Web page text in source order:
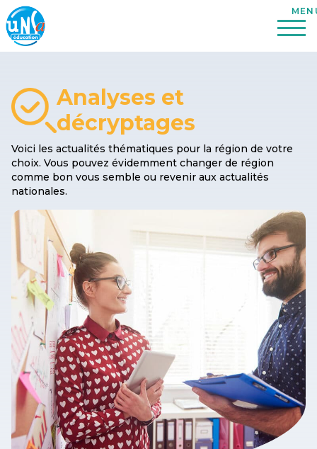
Analyses et
décryptages
Voici les actualités thématiques pour la région de votre
choix. Vous pouvez évidemment changer de région
comme bon vous semble ou revenir aux actualités
nationales.